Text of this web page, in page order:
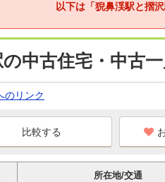
以下は「猊鼻渓駅と摺
中古住宅・中古
のリンク
所在地/交通